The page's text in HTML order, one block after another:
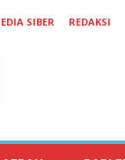
SIBER
REDAKSI